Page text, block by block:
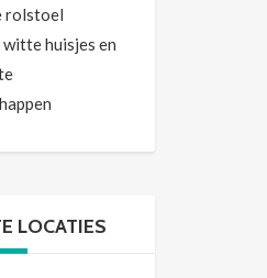
rolstoel
huisjes en
LOCATIES